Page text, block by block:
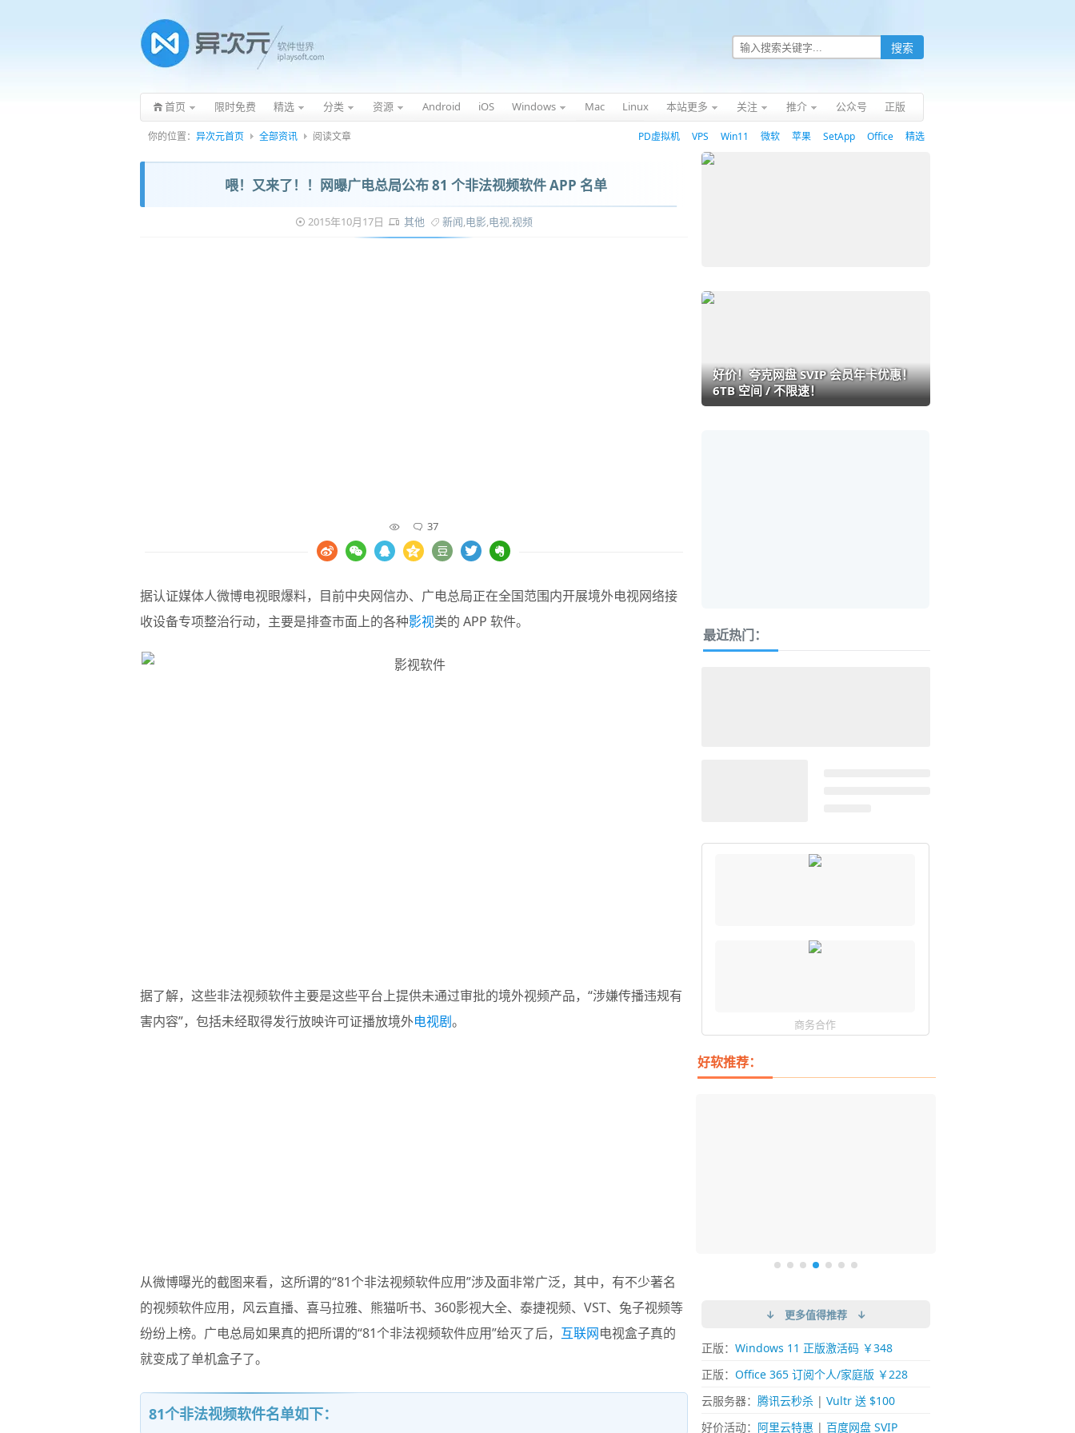
首页 限时免费 精选 分类 资源 Android iOS Windows Mac Linux 本站更多 关注 推介 公众号 正版
你的位置： 异次元首页 全部资讯 阅读文章 PD虚拟机 VPS Win11 微软 苹果 SetApp Office 精选
喂！又来了！！网曝广电总局公布 81 个非法视频软件 APP 名单
2015年10月17日 其他 新闻,电影,电视,视频
37
据认证媒体人微博电视眼爆料，目前中央网信办、广电总局正在全国范围内开展境外电视网络接
收设备专项整治行动，主要是排查市面上的各种影视类的 APP 软件。
据了解，这些非法视频软件主要是这些平台上提供未通过审批的境外视频产品，“涉嫌传播违规有
害内容”，包括未经取得发行放映许可证播放境外电视剧。
从微博曝光的截图来看，这所谓的“81个非法视频软件应用”涉及面非常广泛，其中，有不少著名
的视频软件应用，风云直播、喜马拉雅、熊猫听书、360影视大全、泰捷视频、VST、兔子视频等
纷纷上榜。广电总局如果真的把所谓的“81个非法视频软件应用”给灭了后， 互联网电视盒子真的
就变成了单机盒子了。
81个非法视频软件名单如下：
好价！夸克网盘 SVIP 会员年卡优惠！
6TB 空间 / 不限速！
最近热门：
商务合作
好软推荐：
↓ 更多值得推荐 ↓
正版： Windows 11 正版激活码 ￥348
正版： Office 365 订阅个人/家庭版 ￥228
云服务器： 腾讯云秒杀| Vultr 送 $100
好价活动： 阿里云特惠 | 百度网盘 SVIP